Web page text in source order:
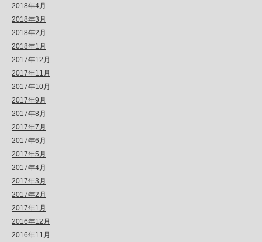
2018年4月
2018年3月
2018年2月
2018年1月
2017年12月
2017年11月
2017年10月
2017年9月
2017年8月
2017年7月
2017年6月
2017年5月
2017年4月
2017年3月
2017年2月
2017年1月
2016年12月
2016年11月